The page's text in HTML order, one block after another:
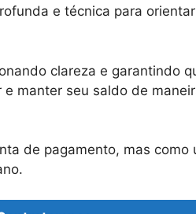
e técnica para
clareza e garantindo
manter seu saldo de
de pagamento, mas como